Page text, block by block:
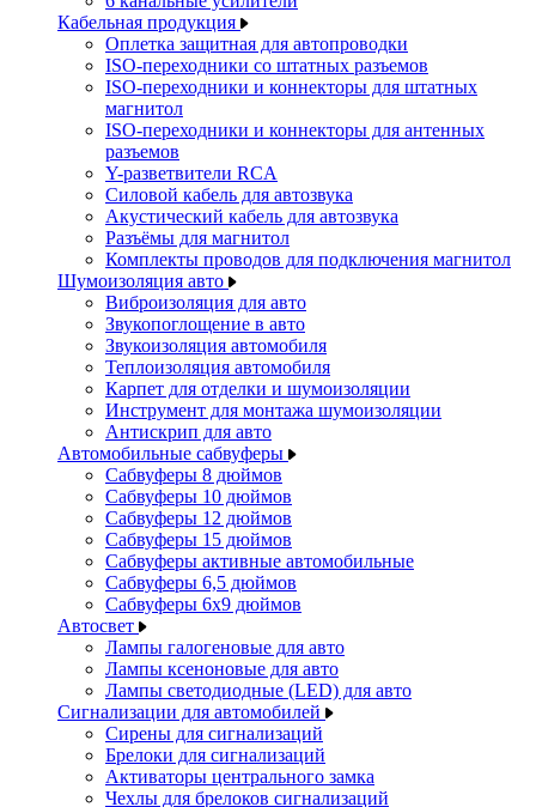
Кабельная продукция
Оплетка защитная для автопроводки
ISO-переходники со штатных разъемов
ISO-переходники и коннекторы для штатных
магнитол
ISO-переходники и коннекторы для антенных
разъемов
Y-разветвители RCA
Силовой кабель для автозвука
Акустический кабель для автозвука
Разъёмы для магнитол
Комплекты проводов для подключения магнитол
Шумоизоляция авто
Виброизоляция для авто
Звукопоглощение в авто
Звукоизоляция автомобиля
Теплоизоляция автомобиля
Карпет для отделки и шумоизоляции
Инструмент для монтажа шумоизоляции
Антискрип для авто
Автомобильные сабвуферы
Сабвуферы 8 дюймов
Сабвуферы 10 дюймов
Сабвуферы 12 дюймов
Сабвуферы 15 дюймов
Сабвуферы активные автомобильные
Сабвуферы 6,5 дюймов
Сабвуферы 6x9 дюймов
Автосвет
Лампы галогеновые для авто
Лампы ксеноновые для авто
Лампы светодиодные (LED) для авто
Сигнализации для автомобилей
Сирены для сигнализаций
Брелоки для сигнализаций
Активаторы центрального замка
Чехлы для брелоков сигнализаций